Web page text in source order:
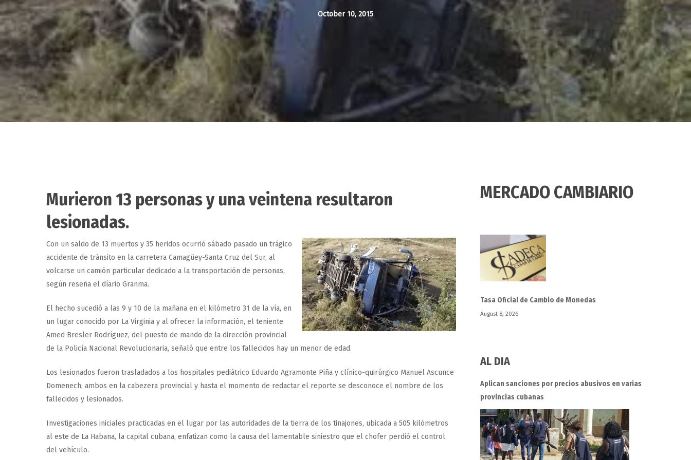
Hit enter to search or ESC to close
October 10, 2015
Murieron 13 personas y una veintena resultaron
lesionadas.
Con un saldo de 13 muertos y 35 heridos ocurrió sábado pasado un trágico
accidente de tránsito en la carretera Camagüey-Santa Cruz del Sur, al
volcarse un camión particular dedicado a la transportación de personas,
según reseña el díario Granma.
El hecho sucedió a las 9 y 10 de la mañana en el kilómetro 31 de la vía, en
un lugar conocido por La Virginia y al ofrecer la información, el teniente
Amed Bresler Rodríguez, del puesto de mando de la dirección provincial
de la Policía Nacional Revolucionaria, señaló que entre los fallecidos hay un menor de edad.
Los lesionados fueron trasladados a los hospitales pediátrico Eduardo Agramonte Piña y clínico-quirúrgico Manuel Ascunce
Domenech, ambos en la cabezera provincial y hasta el momento de redactar el reporte se desconoce el nombre de los
fallecidos y lesionados.
Investigaciones iniciales practicadas en el lugar por las autoridades de la tierra de los tinajones, ubicada a 505 kilómetros
al este de La Habana, la capital cubana, enfatizan como la causa del lamentable siniestro que el chofer perdió el control
del vehículo.
MERCADO CAMBIARIO
Tasa Oficial de Cambio de Monedas
August 8, 2026
AL DIA
Aplican sanciones por precios abusivos en varias
provincias cubanas